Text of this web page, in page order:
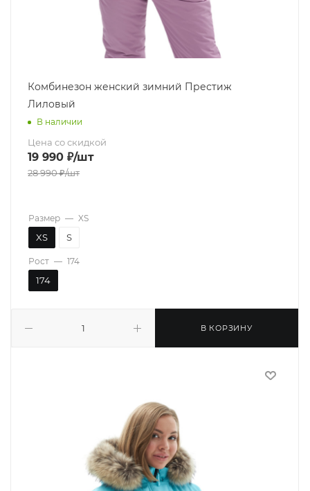
Комбинезон женский зимний Престиж
Лиловый
В наличии
Цена со скидкой
19 990 ₽/шт
28 990₽/шт
В КОРЗИНУ
Размер — XS
XS S
Рост — 174
174